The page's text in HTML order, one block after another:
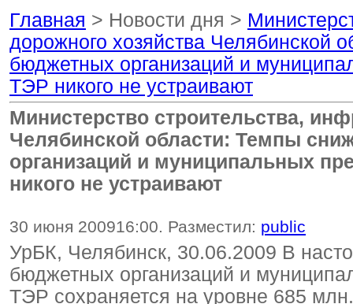
Главная > Новости дня >
дорожного хозяйства Челябинской
бюджетных организаций и
ТЭР никого не устраивают
Министерство строительства,
Челябинской области: Темпы
организаций и муниципальных
никого не устраивают
30 июня 200916:00. Разместил: public
УрБК, Челябинск, 30.06.2009 В
бюджетных организаций и
ТЭР сохраняется на уровне 685